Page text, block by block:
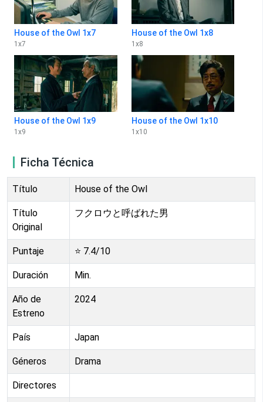
House of the Owl 1x7
1 x7
House of the Owl 1x8
1 x8
House of the Owl 1x9
1 x9
House of the Owl 1x10
1 x10
Ficha Técnica
Título House of the Owl
Título
Original
フクロウと呼ばれた男
Puntaje ⭐ 7.4/10
Duración Min.
Año de
Estreno
2024
País Japan
Géneros Drama
Directores